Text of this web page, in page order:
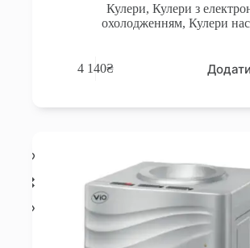
Кулери,Кулери з
охолодженням, Кулери
4 140₴